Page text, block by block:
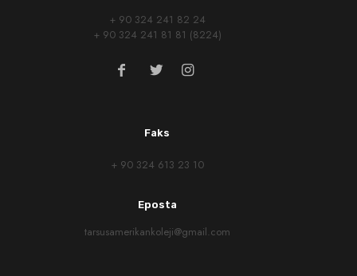
+ 90 324 241 82 24
+ 90 324 241 81 81 (8224)
Faks
+ 90 324 613 23 10
Eposta
tarsusamerikankoleji@gmail.com